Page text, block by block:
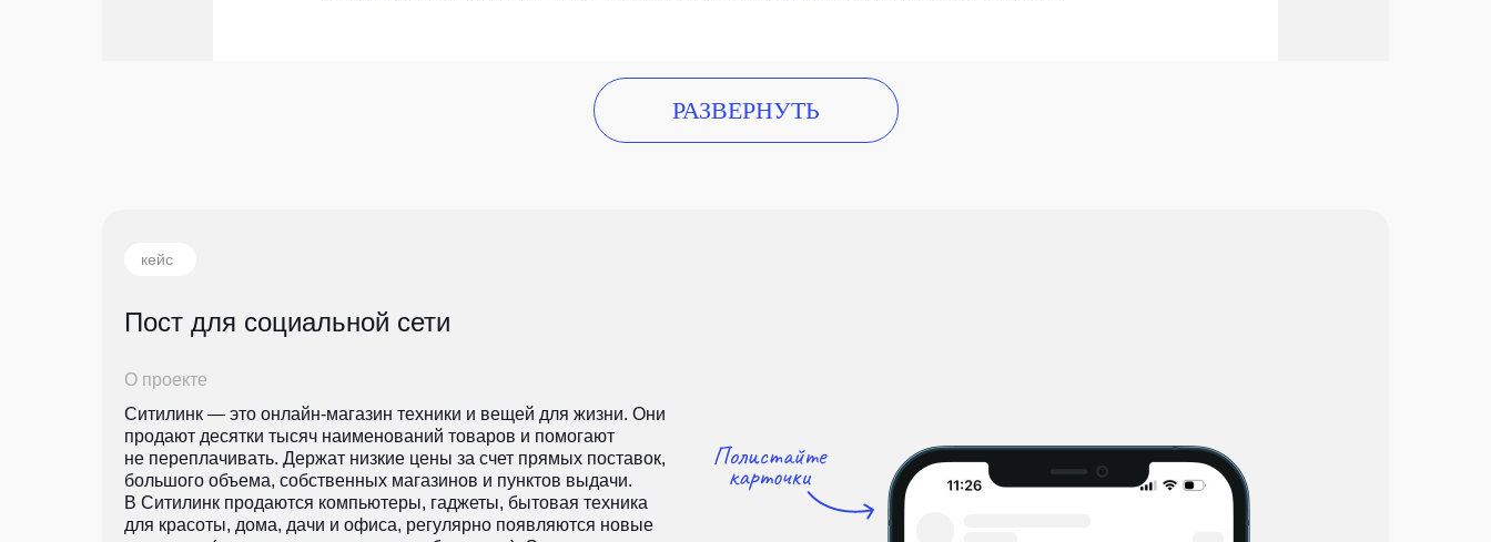
РАЗВЕРНУТЬ
кейс
Пост для социальной сети
О проекте
Ситилинк — это онлайн-магазин техники и вещей для жизни. Они
продают десятки тысяч наименований товаров и помогают
не переплачивать. Держат низкие цены за счет прямых поставок,
большого объема, собственных магазинов и пунктов выдачи.
В Ситилинк продаются компьютеры, гаджеты, бытовая техника
для красоты, дома, дачи и офиса, регулярно появляются новые